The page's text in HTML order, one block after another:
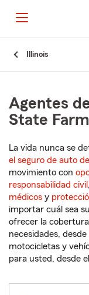
Illinois
Agentes
State
La vida nunca se
el seguro de auto
movimiento con
responsabilidad civil ,
médicos y
importar cuál sea
ofrecer la
necesidades,
motocicletas y
para usted, desde